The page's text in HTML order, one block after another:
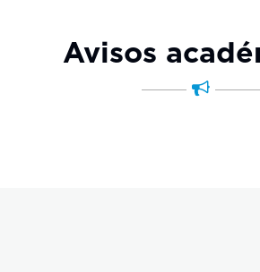
Avisos